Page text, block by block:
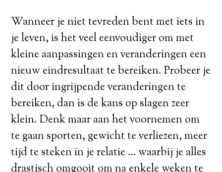
Wanneer je niet tevreden bent met iets in
je leven, is het veel eenvoudiger om met
kleine aanpassingen en veranderingen een
nieuw eindresultaat te bereiken. Probeer je
dit door ingrijpende veranderingen te
bereiken, dan is de kans op slagen zeer
klein. Denk maar aan het voornemen om
te gaan sporten, gewicht te verliezen, meer
tijd te steken in je relatie … waarbij je alles